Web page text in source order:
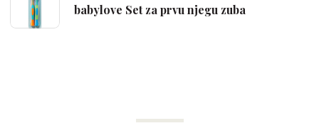
babylove Set za prvu njegu zuba